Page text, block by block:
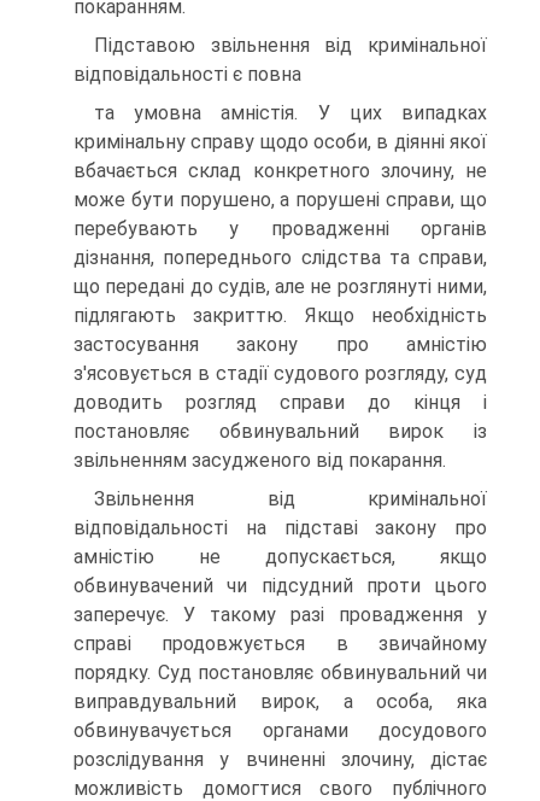
покаранням.
Підставою звільнення від кримінальної
відповідальності є повна
та умовна амністія. У цих випадках
кримінальну справу щодо особи, в діянні якої
вбачається склад конкретного злочину, не
може бути порушено, а порушені справи, що
перебувають у провадженні органів
дізнання, попереднього слідства та справи,
що передані до судів, але не розглянуті ними,
підлягають закриттю. Якщо необхідність
застосування закону про амністію
з'ясовується в стадії судового розгляду, суд
доводить розгляд справи до кінця і
постановляє обвинувальний вирок із
звільненням засудженого від покарання.
Звільнення від кримінальної
відповідальності на підставі закону про
амністію не допускається, якщо
обвинувачений чи підсудний проти цього
заперечує. У такому разі провадження у
справі продовжується в звичайному
порядку. Суд постановляє обвинувальний чи
виправдувальний вирок, а особа, яка
обвинувачується органами досудового
розслідування у вчиненні злочину, дістає
можливість домогтися свого публічного